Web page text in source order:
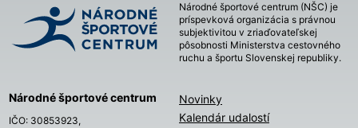
Národné športové centrum (NŠC) je
príspevková organizácia s právnou
subjektivitou v zriaďovateľskej
pôsobnosti Ministerstva cestovného
ruchu a športu Slovenskej republiky.
Národné športové centrum
IČO: 30853923,
Novinky
Kalendár udalostí